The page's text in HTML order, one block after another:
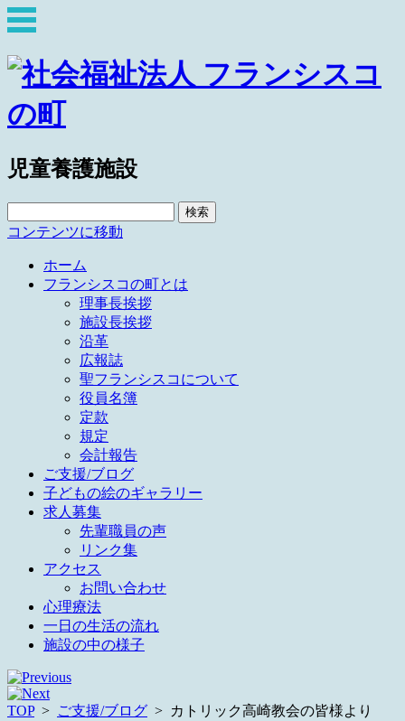
児童養護施設
索:
コンテンツに移動
ホーム
フランシスコの町とは
理事長挨拶
施設長挨拶
沿革
広報誌
聖フランシスコについて
役員名簿
定款
規定
会計報告
ご支援/ブログ
子どもの絵のギャラリー
求人募集
先輩職員の声
リンク集
アクセス
お問い合わせ
心理療法
一日の生活の流れ
施設の中の様子
TOP> ご支援/ブログ > カトリック高崎教会の皆様より